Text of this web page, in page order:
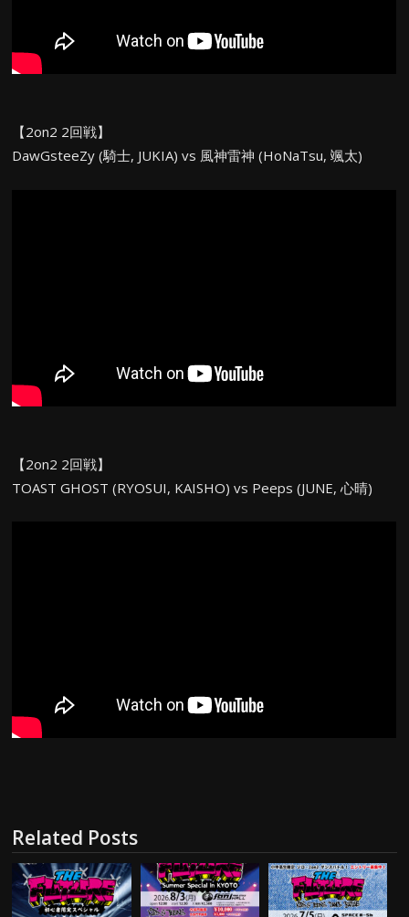
【2on2 2回戦】
DawGsteeZy (騎士, JUKIA) vs 風神雷神 (HoNaTsu, 颯太)
【2on2 2回戦】
TOAST GHOST (RYOSUI, KAISHO) vs Peeps (JUNE, 心晴)
Related Posts